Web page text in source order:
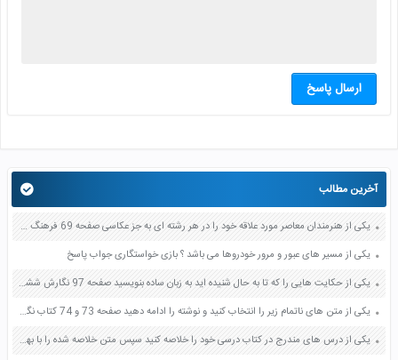
ارسال پاسخ
آخرین مطالب
یکی از هنرمندان معاصر مورد علاقه خود را در هر رشته ای به جز عکاسی صفحه 69 فرهنگ و هنر نهم
یکی از مسیر های عبور و مرور خودروها می باشد ؟ بازی خواستگاری جواب پاسخ
یکی از حکایت هایی را که تا به حال شنیده اید به زبان ساده بنویسید صفحه 97 نگارش ششم دبستان
یکی از متن های ناتمام زیر را انتخاب کنید و نوشته را ادامه دهید صفحه 73 و 74 کتاب نگارش فارسی پنجم دبستان
یکی از درس های مندرج در کتاب درسی خود را خلاصه کنید سپس متن خلاصه شده را با بهره گیری از روش های دسته بندی نمودار جدول نقشه مفهومی نشان دهید صفحه 118 نگارش یازدهم